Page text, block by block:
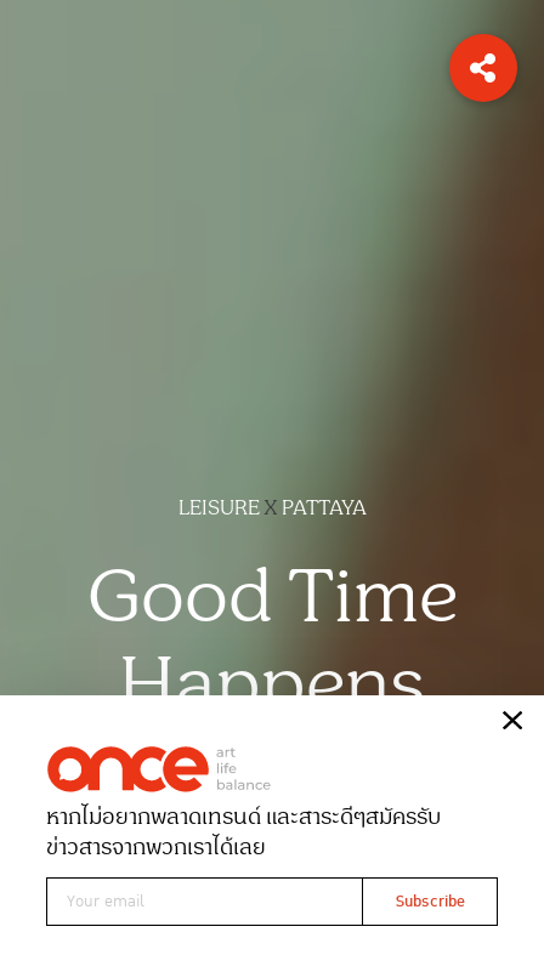
LEISUREXPATTAYA
Good Time
Happens
เรื่อง เบญญาภา ขวัญเมือง
ภาพพริบตา
Date 29-09-2022Views 2300
หากไม่อยากพลาดเทรนด์ และสาระดีๆสมัครรับ
ข่าวสารจากพวกเราได้เลย